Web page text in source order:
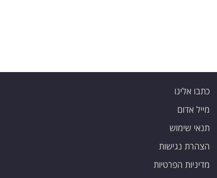
כתבו אלינו
מייל אדום
תנאי שימוש
הצהרת נגישות
מדיניות הפרטיות